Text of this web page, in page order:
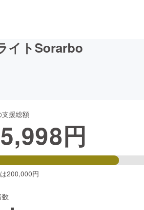
ファッション
ア
イトSorarbo
援総額
円
200,000円